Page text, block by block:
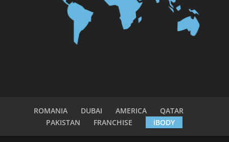
ROMANIA DUBAI AMERICA
QATAR
PAKISTAN
FRANCHISE iBODY